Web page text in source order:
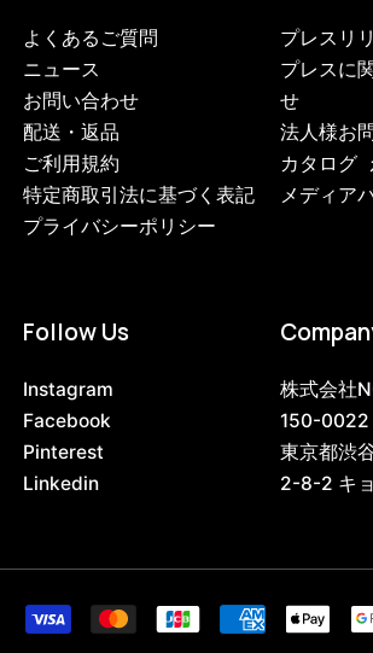
47408732078312ブラック/ステンレスス
/products/shelving-system-s-85-2-c?
variant=4740873207831231790000
よくあるご質問
ニュース
お問い合わせ
配送・返品
ご利用規約
特定商取引法に基づく表記
プライバシーポリシー
プレスリ
プレスに
せ
法人様お
カタログ
メディア
Follow Us
Instagram
Facebook
Pinterest
Linkedin
株式会社
150-0022
東京都渋
2-8-2 キ